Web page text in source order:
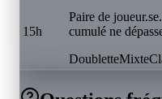
15h
Paire de
cumulé ne
DoubletteMixte